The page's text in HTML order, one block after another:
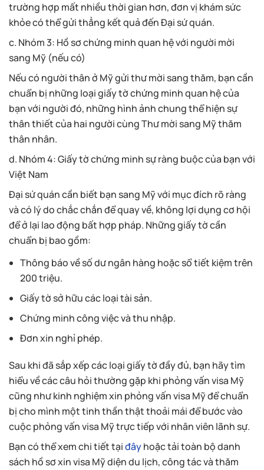
trường hợp mất nhiều thời gian hơn, đơn vị khám sức
khỏe có thể gửi thẳng kết quả đến Đại sứ quán.
c. Nhóm 3: Hồ sơ chứng minh quan hệ với người mời
sang Mỹ (nếu có)
Nếu có người thân ở Mỹ gửi thư mời sang thăm, bạn cần
chuẩn bị những loại giấy tờ chứng minh quan hệ của
bạn với người đó, những hình ảnh chung thể hiện sự
thân thiết của hai người cùng Thư mời sang Mỹ thăm
thân nhân.
d. Nhóm 4: Giấy tờ chứng minh sự ràng buộc của bạn với
Việt Nam
Đại sứ quán cần biết bạn sang Mỹ với mục đích rõ ràng
và có lý do chắc chắn để quay về, không lợi dụng cơ hội
để ở lại lao động bất hợp pháp. Những giấy tờ cần
chuẩn bị bao gồm:
Thông báo về số dư ngân hàng hoặc sổ tiết kiệm trên
200 triệu.
Giấy tờ sở hữu các loại tài sản.
Chứng minh công việc và thu nhập.
Đơn xin nghỉ phép.
Sau khi đã sắp xếp các loại giấy tờ đầy đủ, bạn hãy tìm
hiểu về các câu hỏi thường gặp khi phỏng vấn visa Mỹ
cũng như kinh nghiệm xin phỏng vấn visa Mỹ để chuẩn
bị cho mình một tinh thần thật thoải mái để bước vào
cuộc phỏng vấn visa Mỹ trực tiếp với nhân viên lãnh sự.
Bạn có thể xem chi tiết tạiđâyhoặc tải toàn bộ danh
sách hồ sơ xin visa Mỹ diện du lịch, công tác và thăm